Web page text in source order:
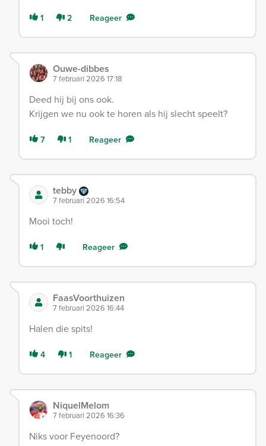
1 2 Reageer
Ouwe-dibbes
7 februari 2026 17:18
Deed hij bij ons ook.
Krijgen we nu ook te horen als hij slecht speelt?
7 1 Reageer
tebby
7 februari 2026 16:54
Mooi toch!
1 Reageer
FaasVoorthuizen
7 februari 2026 16:44
Halen die spits!
4 1 Reageer
NiquelMelom
7 februari 2026 16:36
Niks voor Feyenoord?